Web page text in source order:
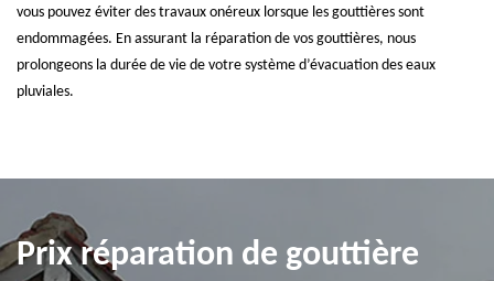
vous pouvez éviter des travaux onéreux lorsque les gouttières sont
endommagées. En assurant la réparation de vos gouttières, nous
prolongeons la durée de vie de votre système d’évacuation des eaux
pluviales.
Prix réparation de gouttière